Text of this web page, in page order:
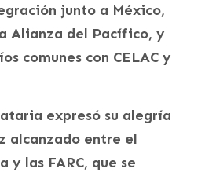
junto a México,
Alianza del Pacífico, y
comunes con CELAC y
expresó su alegría
alcanzado entre el
y las FARC, que se